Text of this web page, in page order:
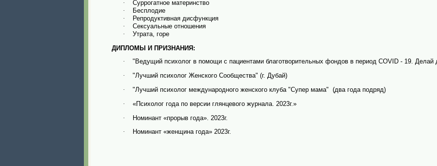
· Суррогатное материнство‌‌
· Бесплодие
· Репродуктивная дисфункция
· Сексуальные отношения
·
Утрата, горе
ДИПЛОМЫ И ПРИЗНАНИЯ:
· "Ведущий психолог в помощи с пациентами благотворительных фондов в период COVID - 19. Делай
· "Лучший психолог Женского Сообщества" (г. Дубай)
· "Лучший психолог международного женского клуба "Супер мама" (два года подряд)
· «Психолог года по версии глянцевого журнала. 2023г.»
· Номинант «прорыв года». 2023г.
· Номинант «женщина года» 2023г.